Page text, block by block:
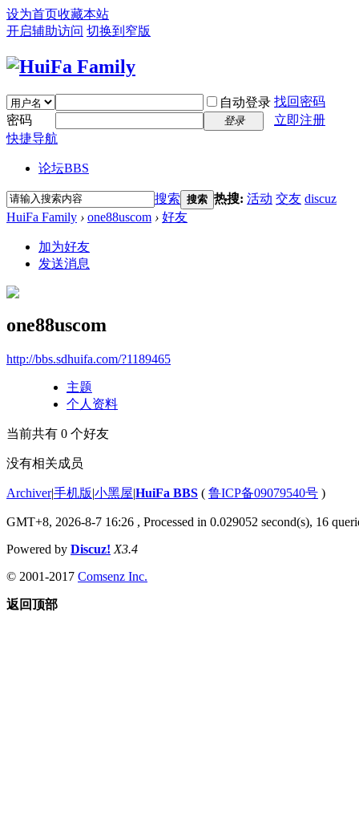
设为首页收藏本站
开启辅助访问 切换到窄版
自动登录 找回密码
密码
登录
立即注册
快捷导航
论坛BBS
搜索 搜索 热搜: 活动 交友 discuz
HuiFa Family › one88uscom › 好友
加为好友
发送消息
one88uscom
http://bbs.sdhuifa.com/?1189465
主题
个人资料
当前共有 0 个好友
没有相关成员
Archiver|手机版|小黑屋|HuiFa BBS ( 鲁ICP备09079540号 )
GMT+8, 2026-8-7 16:26 , Processed in 0.029052 second(s), 16
Powered by Discuz! X3.4
© 2001-2017 Comsenz Inc.
返回顶部